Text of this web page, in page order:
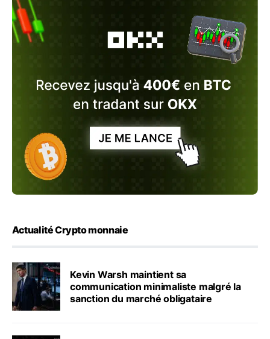
Actualité Crypto monnaie
Kevin Warsh maintient sa
communication minimaliste malgré la
sanction du marché obligataire